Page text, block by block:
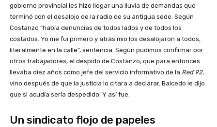
gobierno provincial les hizo llegar una lluvia de demandas que
terminó con el desalojo de la radio de su antigua sede. Según
Costanzo “había denuncias de todos lados y de todos los
costados. Yo me fui primero y atrás mío los desalojaron a todos,
literalmente en la calle”, sentencia. Según pudimos confirmar por
otros trabajadores, el despido de Costanzo, que para entonces
llevaba diez años como jefe del servicio informativo de la Red 92,
vino después de que la justicia lo citara a declarar. Balcedo le dijo
que si acudía sería despedido. Y así fue.
Un sindicato flojo de papeles